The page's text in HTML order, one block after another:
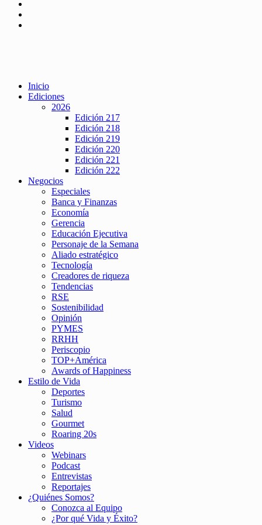
Inicio
Ediciones
2026
Edición 217
Edición 218
Edición 219
Edición 220
Edición 221
Edición 222
Negocios
Especiales
Banca y Finanzas
Economía
Gerencia
Educación Ejecutiva
Personaje de la Semana
Aliado estratégico
Tecnología
Creadores de riqueza
Tendencias
RSE
Sostenibilidad
Opinión
PYMES
RRHH
Periscopio
TOP+América
Awards of Happiness
Estilo de Vida
Deportes
Turismo
Salud
Gourmet
Roaring 20s
Videos
Webinars
Podcast
Entrevistas
Reportajes
¿Quiénes Somos?
Conozca al Equipo
¿Por qué Vida y Éxito?